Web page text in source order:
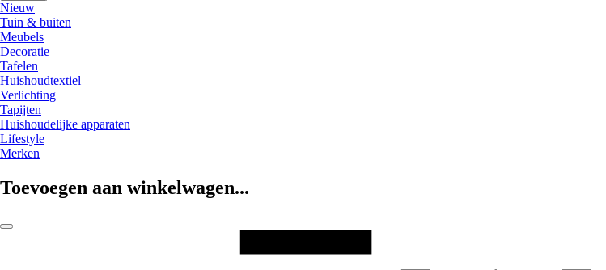
Nieuw
Tuin & buiten
Meubels
Decoratie
Tafelen
Huishoudtextiel
Verlichting
Tapijten
Huishoudelijke apparaten
Lifestyle
Merken
Toevoegen aan winkelwagen...